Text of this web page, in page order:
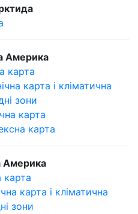
Америка
карта
карта і кліматична
зони
карта
карта
Америка
карта
карта і кліматична
зони